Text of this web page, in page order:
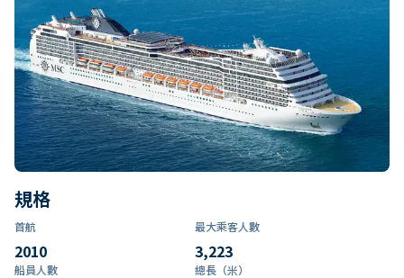
規格
首航
2010
最大乘客人數
3,223
船員人數 總長（米）